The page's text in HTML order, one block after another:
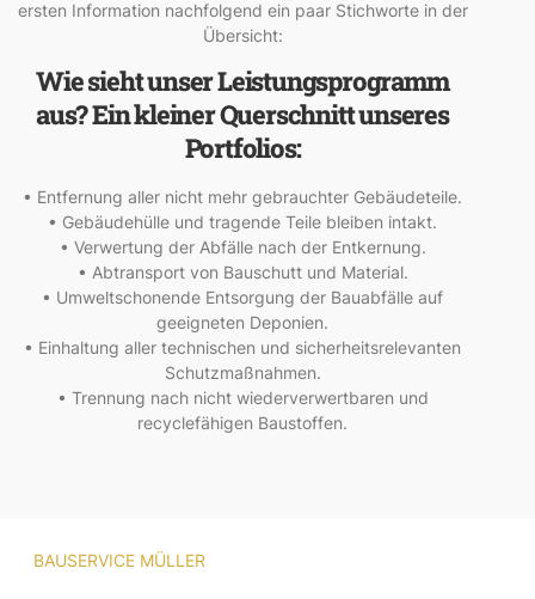
ersten Information nachfolgend ein paar Stichworte in der
Übersicht:
Wie sieht unser Leistungsprogramm
aus? Ein kleiner Querschnitt unseres
Portfolios:
• Entfernung aller nicht mehr gebrauchter Gebäudeteile.
• Gebäudehülle und tragende Teile bleiben intakt.
• Verwertung der Abfälle nach der Entkernung.
• Abtransport von Bauschutt und Material.
• Umweltschonende Entsorgung der Bauabfälle auf
geeigneten Deponien.
• Einhaltung aller technischen und sicherheitsrelevanten
Schutzmaßnahmen.
• Trennung nach nicht wiederverwertbaren und
recyclefähigen Baustoffen.
BAUSERVICE MÜLLER